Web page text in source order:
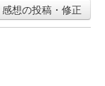
感想の投稿・修正